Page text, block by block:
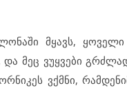
მყავს, ყოველი
მეც ვუყვები
ვქმნი,